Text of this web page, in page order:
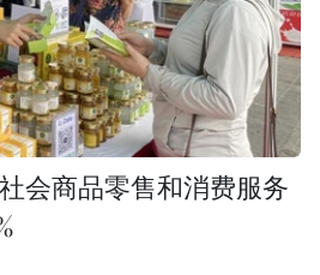
会商品零售和消费服务